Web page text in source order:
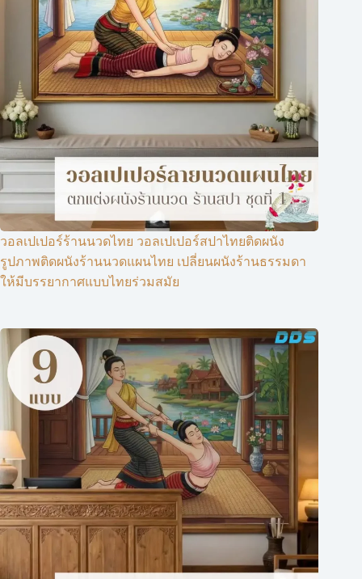
วอลเปเปอร์ร้านนวดไทย วอลเปเปอร์สปาไทยติดผนัง
รูปภาพติดผนังร้านนวดแผนไทย เปลี่ยนผนังร้านธรรมดา
ให้มีบรรยากาศแบบไทยร่วมสมัย